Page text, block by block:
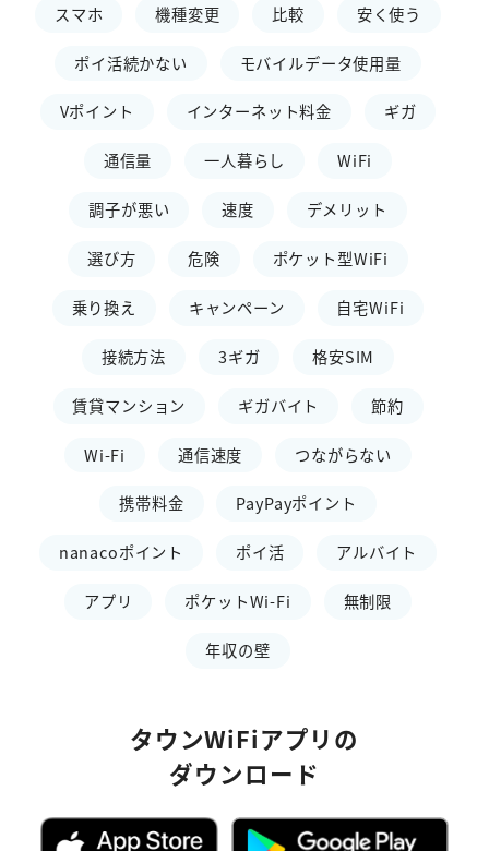
スマホ 機種変更 比較 安く使う
ポイ活続かない モバイルデータ使用量
Vポイント インターネット料金 ギガ
通信量 一人暮らし WiFi
調子が悪い 速度 デメリット
選び方 危険 ポケット型WiFi
乗り換え キャンペーン 自宅WiFi
接続方法 3ギガ 格安SIM
賃貸マンション ギガバイト 節約
Wi-Fi 通信速度 つながらない
携帯料金 PayPayポイント
nanacoポイント ポイ活 アルバイト
アプリ ポケットWi-Fi 無制限
年収の壁
タウンWiFiアプリの
ダウンロード